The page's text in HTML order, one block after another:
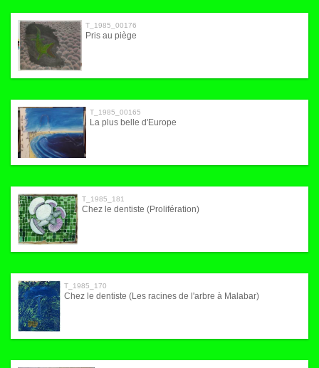
T_1985_00176
Pris au piège
T_1985_00165
La plus belle d'Europe
T_1985_181
Chez le dentiste (Prolifération)
T_1985_170
Chez le dentiste (Les racines de l'arbre à Malabar)